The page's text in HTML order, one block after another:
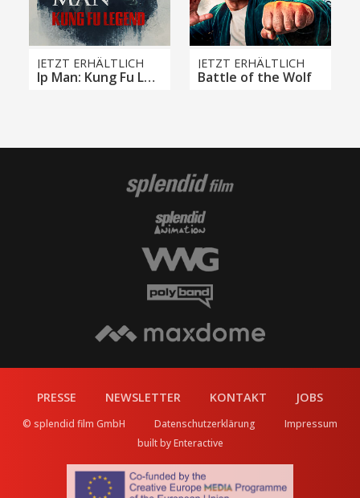
JETZT ERHÄLTLICH
Ip Man: Kung Fu Legend
JETZT ERHÄLTLICH
Battle of the Wolf
PRESSE NEWSLETTER KONTAKT JOBS
© splendid film GmbH Datenschutzerklärung
Impressum
built by Enteractive